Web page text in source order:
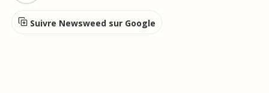
Suivre Newsweed sur Google